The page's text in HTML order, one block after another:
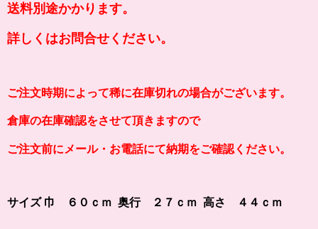
送料別途かかります。
詳しくはお問合せください。
ご注文時期によって稀に在庫切れの場合がございます。
倉庫の在庫確認をさせて頂きますので
ご注文前にメール・お電話にて納期をご確認ください。
サイズ 巾 ６０ｃｍ 奥行 ２７ｃｍ 高さ ４４ｃｍ